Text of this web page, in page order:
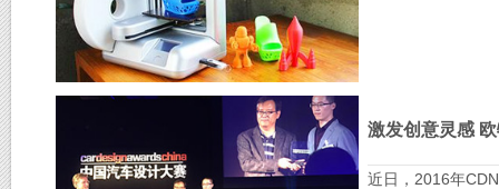
激发创意灵感
近日，2016年